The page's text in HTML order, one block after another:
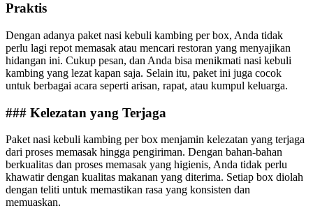
Praktis
Dengan adanya paket nasi kebuli kambing per box, Anda tidak
perlu lagi repot memasak atau mencari restoran yang menyajikan
hidangan ini. Cukup pesan, dan Anda bisa menikmati nasi kebuli
kambing yang lezat kapan saja. Selain itu, paket ini juga cocok
untuk berbagai acara seperti arisan, rapat, atau kumpul keluarga.
### Kelezatan yang Terjaga
Paket nasi kebuli kambing per box menjamin kelezatan yang terjaga
dari proses memasak hingga pengiriman. Dengan bahan-bahan
berkualitas dan proses memasak yang higienis, Anda tidak perlu
khawatir dengan kualitas makanan yang diterima. Setiap box diolah
dengan teliti untuk memastikan rasa yang konsisten dan
memuaskan.